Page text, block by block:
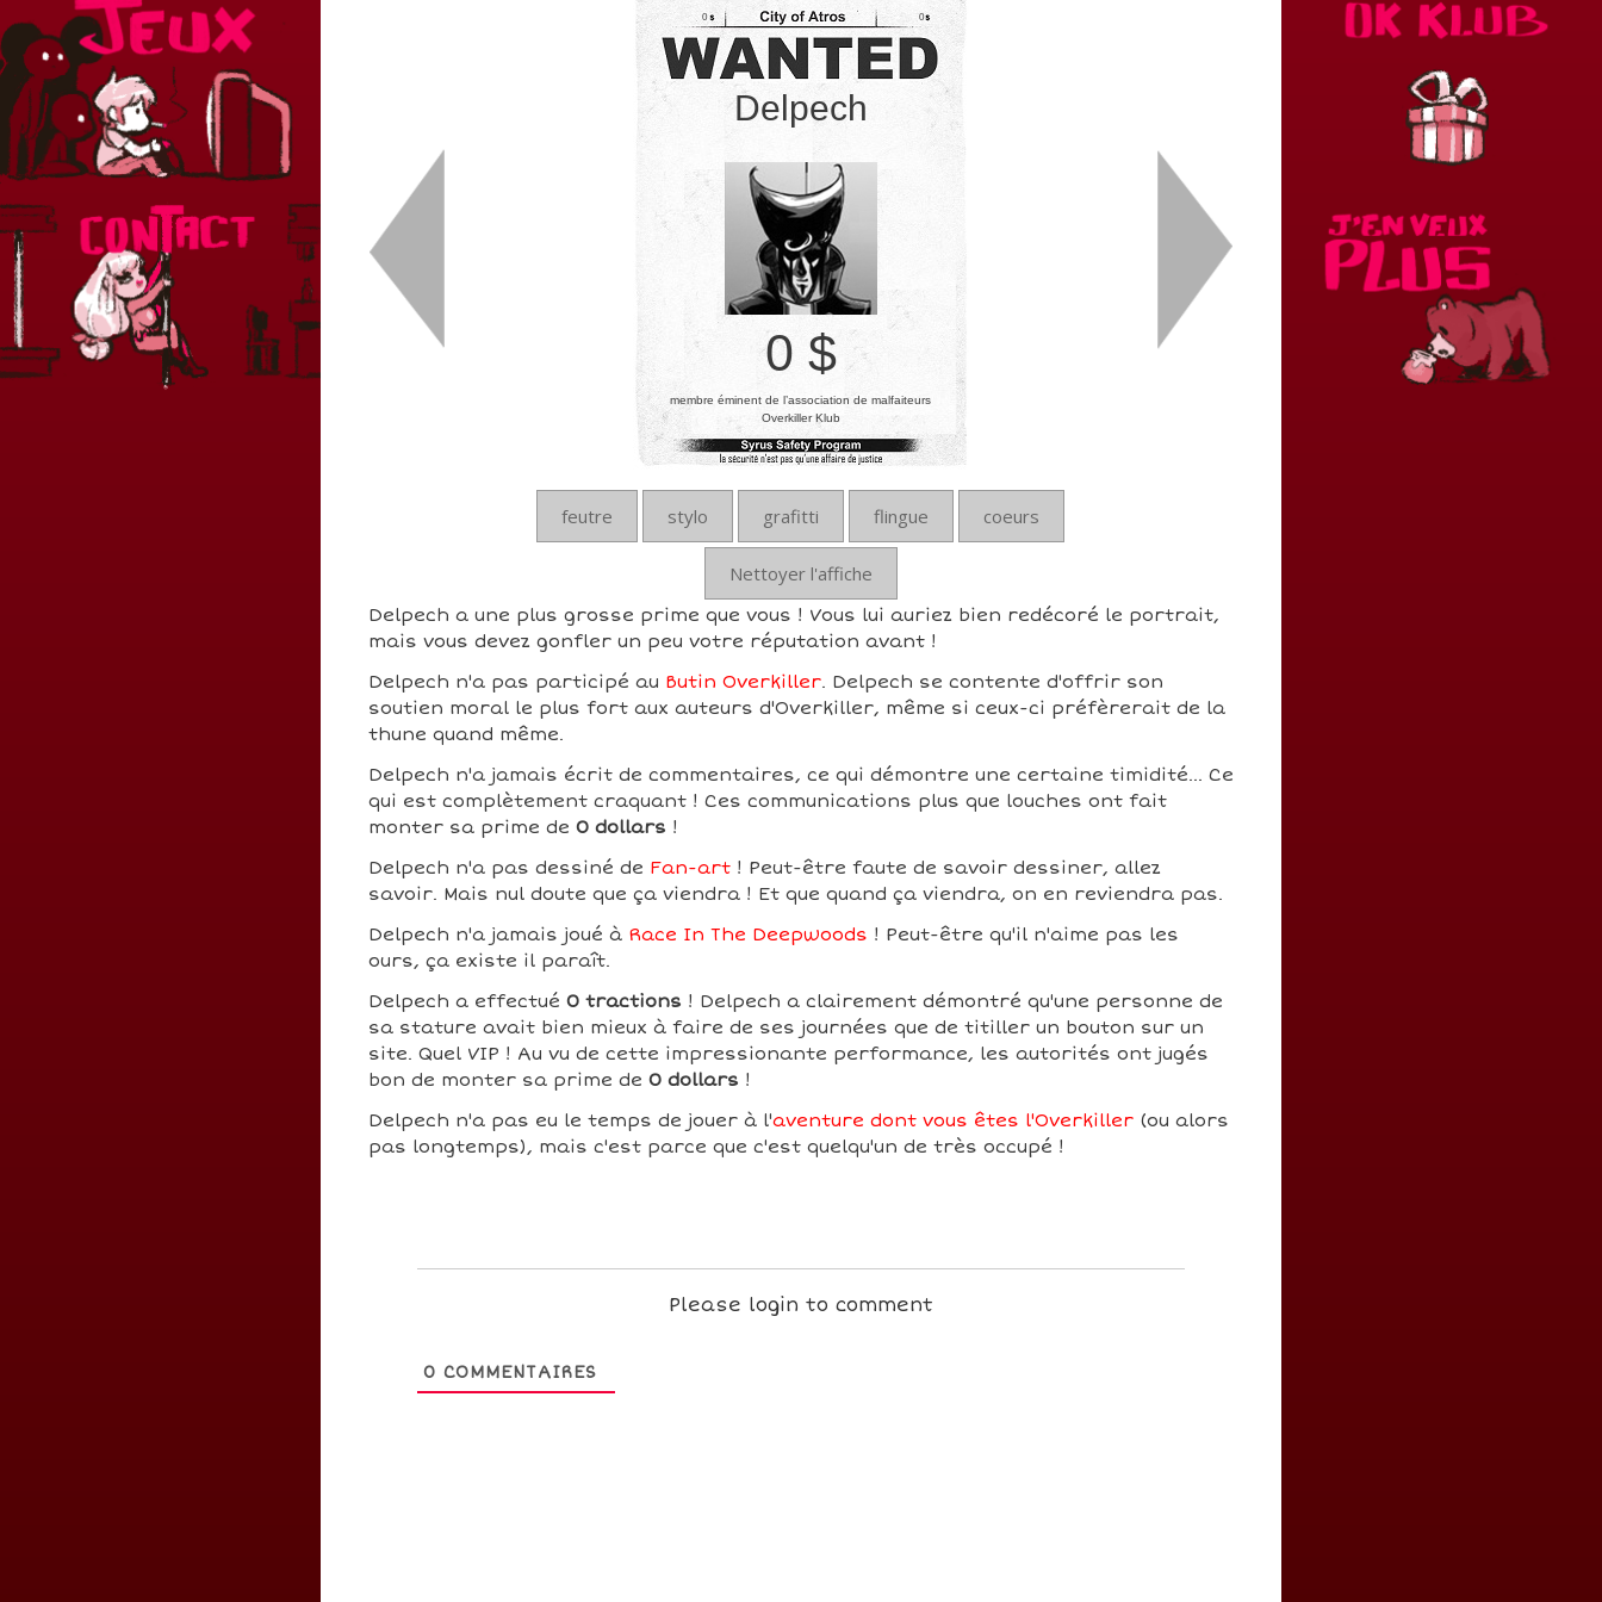
0
Delpech
0
0 $
membre éminent de l’association de malfaiteurs
Overkiller Klub
feutre stylo grafitti flingue coeurs
Nettoyer l'affiche
Delpech a une plus grosse prime que vous ! Vous lui auriez bien redécoré le portrait,
mais vous devez gonfler un peu votre réputation avant !
Delpech n'a pas participé au Butin Overkiller. Delpech se contente d'offrir son
soutien moral le plus fort aux auteurs d'Overkiller, même si ceux-ci préfèrerait de la
thune quand même.
Delpech n'a jamais écrit de commentaires, ce qui démontre une certaine timidité... Ce
qui est complètement craquant ! Ces communications plus que louches ont fait
monter sa prime de 0 dollars !
Delpech n'a pas dessiné de Fan-art! Peut-être faute de savoir dessiner, allez
savoir. Mais nul doute que ça viendra ! Et que quand ça viendra, on en reviendra pas.
Delpech n'a jamais joué à Race In The Deepwoods ! Peut-être qu'il n'aime pas les
ours, ça existe il paraît.
Delpech a effectué 0 tractions ! Delpech a clairement démontré qu'une personne de
sa stature avait bien mieux à faire de ses journées que de titiller un bouton sur un
site. Quel VIP ! Au vu de cette impressionante performance, les autorités ont jugés
bon de monter sa prime de 0 dollars !
Delpech n'a pas eu le temps de jouer à l'aventure dont vous êtes l'Overkiller(ou alors
pas longtemps), mais c'est parce que c'est quelqu'un de très occupé !
Please login to comment
0 COMMENTAIRES